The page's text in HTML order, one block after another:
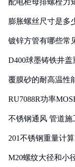
配电柜母排螺栓力
膨胀螺丝尺寸是多
镀锌方管有哪些常
D400球墨铸铁井盖
覆膜砂的耐高温性
RU7088R功率
不锈钢通风 管道施
201不锈钢重量计
M20螺纹大径和小